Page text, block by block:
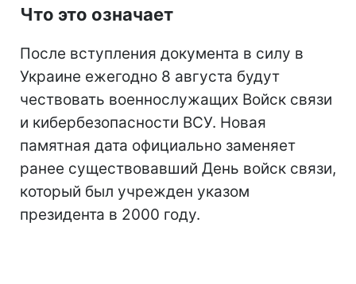
Что это означает
После вступления документа в силу в
Украине ежегодно 8 августа будут
чествовать военнослужащих Войск связи
и кибербезопасности ВСУ. Новая
памятная дата официально заменяет
ранее существовавший День войск связи,
который был учрежден указом
президента в 2000 году.